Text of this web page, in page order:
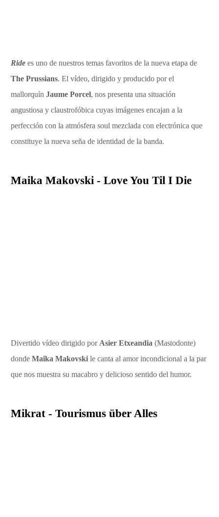
Ride es uno de nuestros temas favoritos de la nueva etapa de
The Prussians. El vídeo, dirigido y producido por el
mallorquínJaume Porcel, nos presenta una situación
angustiosa y claustrofóbica cuyas imágenes encajan a la
perfección con la atmósfera soul mezclada con electrónica que
constituye la nueva seña de identidad de la banda.
Maika Makovski - Love You Til I Die
Divertido vídeo dirigido por Asier Etxeandia (Mastodonte)
dondeMaika Makovski le canta al amor incondicional a la par
que nos muestra su macabro y delicioso sentido del humor.
Mikrat - Tourismus über Alles